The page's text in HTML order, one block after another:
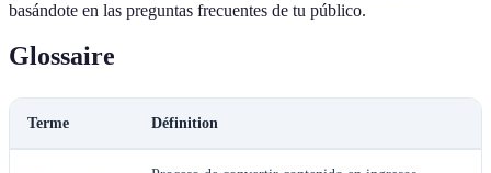
basándote en las preguntas frecuentes de tu público.
Glossaire
Terme Définition